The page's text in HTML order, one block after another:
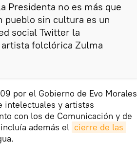
Presidenta no es más que
pueblo sin cultura es un
social Twitter la
folclórica Zulma
por el Gobierno de Evo Morales
intelectuales y artistas
con los de Comunicación y de
además el cierre de las